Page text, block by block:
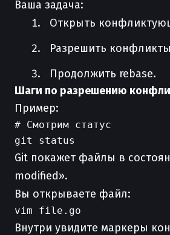
Ваша задача:
Открыть
Разрешить
Продолжить rebase.
Шаги по разрешению
Пример:
# Смотрим статус
Git покажет файлы в
modified».
Вы открываете файл:
Внутри увидите маркеры